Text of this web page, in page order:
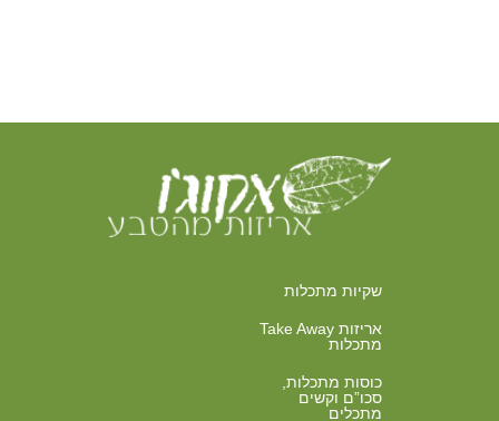
שקיות מתכלות
אריזות Take Away
מתכלות
כוסות מתכלות,
סכו”ם וקשים
מתכלים